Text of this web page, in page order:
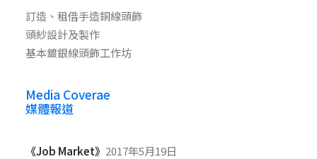
訂造、租借手造銅線頭飾
頭紗設計及製作
基本鍍銀線頭飾工作坊
Media Coverae
媒體報道
《Job Market》 2017年5月19日